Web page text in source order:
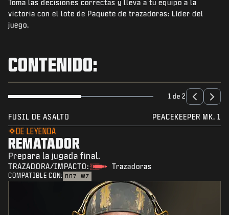
NOTICIAS
TIENDA
ATENCIÓN AL CLIENTE
INICIAR SESIÓN|REGISTRARSE
Toma las decisiones correctas y lleva a tu equipo a la
victoria con el lote de Paquete de trazadoras: Líder del
juego.
CONTENIDO:
1 de 2
FUSIL DE ASALTO PEACEKEEPER MK. 1
DE LEYENDA
REMATADOR
Prepara la jugada final.
TRAZADORA/IMPACTO: Trazadoras
COMPATIBLE CON: BO7 WZ